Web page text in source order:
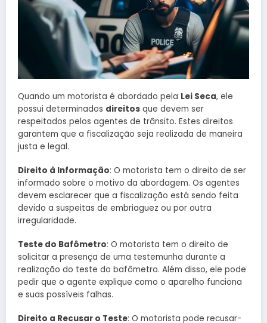
Quando um motorista é abordado pela Lei Seca, ele
possui determinados direitos que devem ser
respeitados pelos agentes de trânsito. Estes direitos
garantem que a fiscalização seja realizada de maneira
justa e legal.
Direito à Informação: O motorista tem o direito de ser
informado sobre o motivo da abordagem. Os agentes
devem esclarecer que a fiscalização está sendo feita
devido a suspeitas de embriaguez ou por outra
irregularidade.
Teste do Bafômetro: O motorista tem o direito de
solicitar a presença de uma testemunha durante a
realização do teste do bafômetro. Além disso, ele pode
pedir que o agente explique como o aparelho funciona
e suas possíveis falhas.
Direito a Recusar o Teste: O motorista pode recusar-